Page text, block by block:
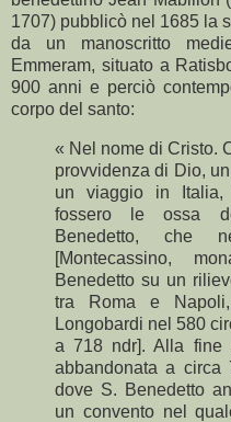
1707) pubblicò nel 1685 la
da un manoscritto
Emmeram, situato a
900 anni e perciò
corpo del santo:
« Nel nome di Cristo.
provvidenza di Dio,
un viaggio in Italia,
fossero le ossa
Benedetto, che
[Montecassino,
Benedetto su un
tra Roma e
Longobardi nel 580
a 718 ndr]. Alla fine
abbandonata a
dove S. Benedetto
un convento nel